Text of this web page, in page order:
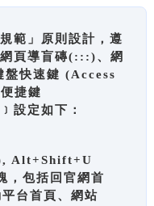
範」原則設計，遵
頁導盲磚(:::)、網
快速鍵 (Access
捷鍵
設定如下：
Alt+Shift+U
包括回官網首
台首頁、網站